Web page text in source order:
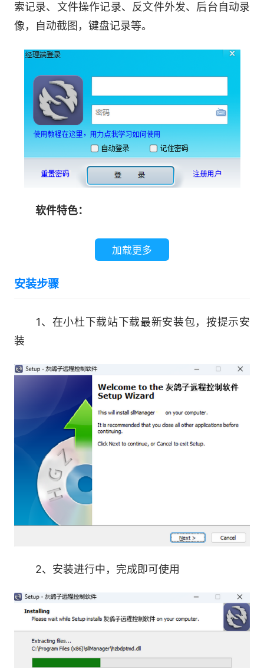
索记录、文件操作记录、反文件外发、后台自动录
像，自动截图，键盘记录等。
软件特色：
1.远程控制电脑屏幕
电脑桌面监控，实时电脑桌面监控，产品核心
等更高分辨率屏幕。屏幕墙默认6路，可增加至9
路、16路、32路等。
2.文件反泄密
默认不禁止任何文件外发，一旦禁止外发，则
员工对文件无论更换任何格式，文件都无法通过任
何软件、浏览器、通信工具外发出去，防止文件泄
3.手机远程控制电脑
支持手机远程控制电脑。手机被控限安卓，目
前只能看屏幕和音视频，无其它功能，无法控制屏
4.离职预警
防范员工忽然离职，不打招呼，避免公司损
失，提前防范离职风险。复现企业内聊天内容和键
盘记录
加载更多
安装步骤
1、在小杜下载站下载最新安装包，按提示安
装
2、安装进行中，完成即可使用